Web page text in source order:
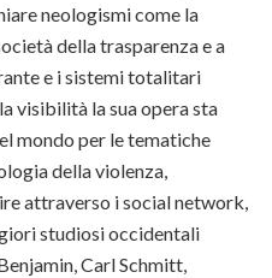
neologismi come la
della trasparenza e a
e i sistemi totalitari
visibilità la sua opera sta
mondo per le tematiche
della violenza,
attraverso i social network,
studiosi occidentali
Carl Schmitt,